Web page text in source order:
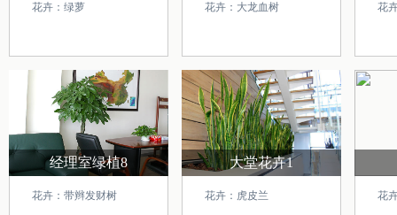
花卉：绿萝 花卉：大龙血树 花
经理室绿植8
花卉：带辫发财树
大堂花卉1
花卉：虎皮兰 花